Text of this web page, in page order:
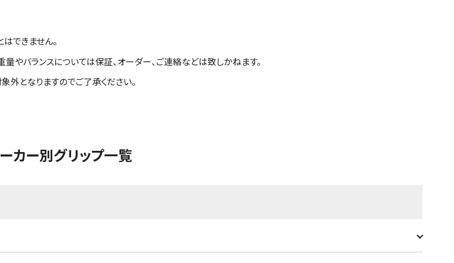
できません。
やバランスについては保証、オーダー、ご連絡などは致しかねます。
外となりますのでご了承ください。
カー別グリップ一覧